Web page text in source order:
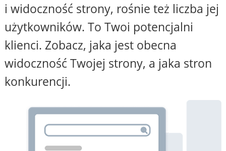
i widoczność strony, rośnie też liczba jej
użytkowników. To Twoi potencjalni
klienci. Zobacz, jaka jest obecna
widoczność Twojej strony, a jaka stron
konkurencji.